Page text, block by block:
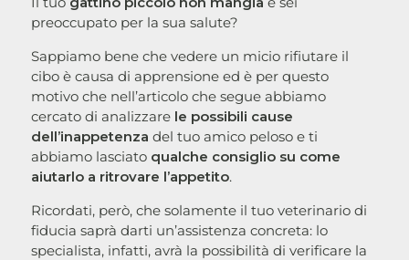
preoccupato per la sua salute?
Sappiamo bene che vedere un micio rifiutare il
cibo è causa di apprensione ed è per questo
motivo che nell’articolo che segue abbiamo
cercato di analizzare le possibili cause
dell’inappetenza del tuo amico peloso e ti
abbiamo lasciato qualche consiglio su come
aiutarlo a ritrovare l’appetito.
Ricordati, però, che solamente il tuo veterinario di
fiducia saprà darti un’assistenza concreta: lo
specialista, infatti, avrà la possibilità di verificare la